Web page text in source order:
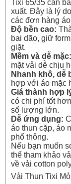
Tixi 65/35 cân
xuất. Đây là lý
các đơn hàng
Độ bền cao:
bai dão, giữ
giặt.
Mềm và dễ mặc:
mặt vải dễ chịu
Nhanh khô, dễ
hợp với áo mặc
Giá thành hợp
có chi phí tốt
số lượng lớn.
Dễ ứng dụng:
áo thun cặp, áo
phổ thông.
Nếu bạn muốn
thể tham khảo
vềvải cotton
Vải Thun Tixi